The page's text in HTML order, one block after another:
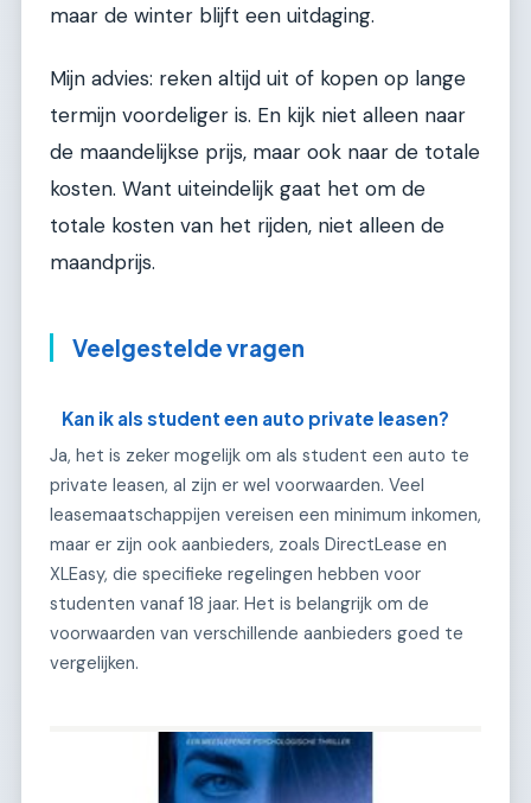
maar de winter blijft een uitdaging.
Mijn advies: reken altijd uit of kopen op lange
termijn voordeliger is. En kijk niet alleen naar
de maandelijkse prijs, maar ook naar de totale
kosten. Want uiteindelijk gaat het om de
totale kosten van het rijden, niet alleen de
maandprijs.
Veelgestelde vragen
Kan ik als student een auto private leasen?
Ja, het is zeker mogelijk om als student een auto te
private leasen, al zijn er wel voorwaarden. Veel
leasemaatschappijen vereisen een minimum inkomen,
maar er zijn ook aanbieders, zoals DirectLease en
XLEasy, die specifieke regelingen hebben voor
studenten vanaf 18 jaar. Het is belangrijk om de
voorwaarden van verschillende aanbieders goed te
vergelijken.